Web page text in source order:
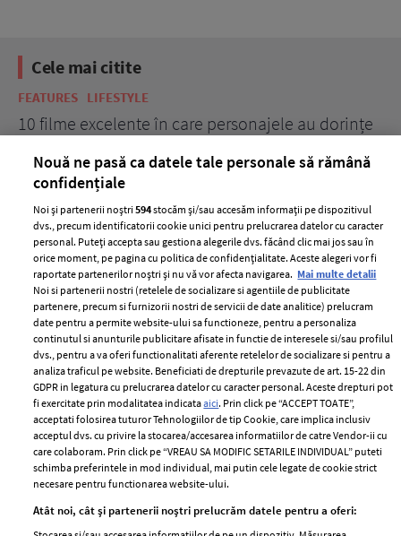
Cele mai citite
FEATURES LIFESTYLE
10 filme excelente în care personajele au dorințe
ELLE Style Awards
2024
Despre ELLE
Romania
Contact
Abonamente
Termeni si conditii
Politica de
confidențialitate
Politica de cookies
Publicitate
GSP
femei
Nouă ne pasă ca datele tale personale să rămână
confidențiale
Noi și partenerii noștri594stocăm și/sau accesăm informații pe dispozitivul
dvs., precum identificatorii cookie unici pentru prelucrarea datelor cu caracter
personal. Puteți accepta sau gestiona alegerile dvs. făcând clic mai jos sau în
orice moment, pe pagina cu politica de confidențialitate. Aceste alegeri vor fi
raportate partenerilor noștri și nu vă vor afecta navigarea. Mai multe detalii
Noi si partenerii nostri (retelele de socializare si agentiile de publicitate
partenere, precum si furnizorii nostri de servicii de date analitice) prelucram
date pentru a permite website-ului sa functioneze, pentru a personaliza
continutul si anunturile publicitare afisate in functie de interesele si/sau profilul
dvs., pentru a va oferi functionalitati aferente retelelor de socializare si pentru a
analiza traficul pe website. Beneficiati de drepturile prevazute de art. 15-22 din
GDPR in legatura cu prelucrarea datelor cu caracter personal. Aceste drepturi pot
fi exercitate prin modalitatea indicataaici. Prin click pe “ACCEPT TOATE”,
acceptati folosirea tuturor Tehnologiilor de tip Cookie, care implica inclusiv
acceptul dvs. cu privire la stocarea/accesarea informatiilor de catre Vendor-ii cu
care colaboram. Prin click pe “VREAU SA MODIFIC SETARILE INDIVIDUAL” puteti
schimba preferintele in mod individual, mai putin cele legate de cookie strict
necesare pentru functionarea website-ului.
Atât noi, cât și partenerii noștri prelucrăm datele pentru a oferi: